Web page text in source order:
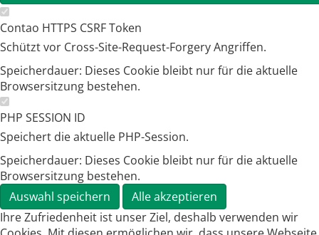
Contao HTTPS CSRF Token
Schützt vor Cross-Site-Request-Forgery Angriffen.
Speicherdauer: Dieses Cookie bleibt nur für die aktuelle
Browsersitzung bestehen.
PHP SESSION ID
Speichert die aktuelle PHP-Session.
Speicherdauer: Dieses Cookie bleibt nur für die aktuelle
Browsersitzung bestehen.
Auswahl speichern
Alle akzeptieren
Ihre Zufriedenheit ist unser Ziel, deshalb verwenden wir